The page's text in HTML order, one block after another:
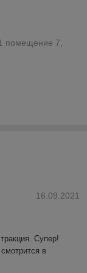
художника"!
помещение 7,
16.09.2021
Супер!
в